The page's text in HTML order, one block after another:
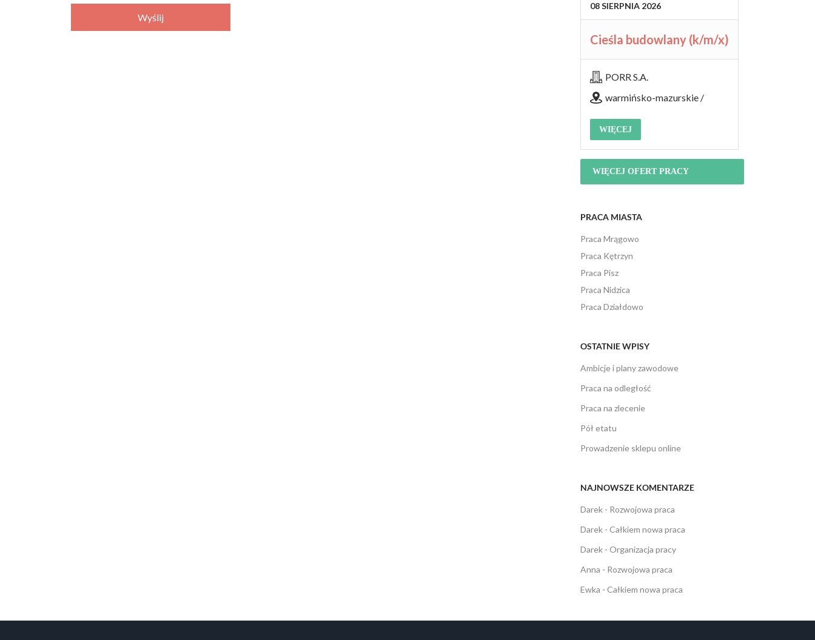
08SIERPNIA 2026
Cieśla budowlany (k/m/x)
PORR S.A.
warmińsko-mazurskie /
WIĘCEJ
WIĘCEJ OFERT PRACY
PRACA MIASTA
Praca Mrągowo
Praca Kętrzyn
Praca Pisz
Praca Nidzica
Praca Działdowo
OSTATNIE WPISY
Ambicje i plany zawodowe
Praca na odległość
Praca na zlecenie
Pół etatu
Prowadzenie sklepu online
NAJNOWSZE KOMENTARZE
Darek - Rozwojowa praca
Darek - Całkiem nowa praca
Darek - Organizacja pracy
Anna - Rozwojowa praca
Ewka - Całkiem nowa praca